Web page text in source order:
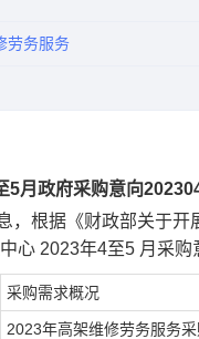
劳务服务
5月政府采购意向
，根据《财政部关于
心 2023年4至5 月采购
采购需求概况
2023年高架维修劳务服务